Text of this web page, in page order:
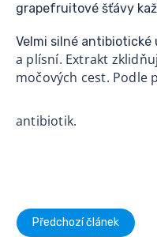
grapefruitové šťávy
Velmi silné antibiotické
a plísní. Extrakt
močových cest. Podle
antibiotik.
Předchozí článek